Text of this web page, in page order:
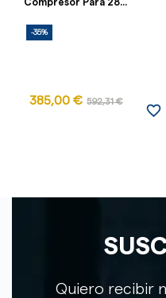
Compresor Para 28...
-35%
385,00 € 592,31 €
favorite_border
Quiero recibir